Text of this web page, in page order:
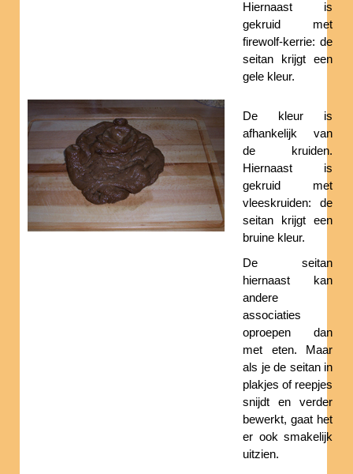
Hiernaast is
gekruid met
firewolf-kerrie: de
seitan krijgt een
gele kleur.
De kleur is
afhankelijk van
de kruiden.
Hiernaast is
gekruid met
vleeskruiden: de
seitan krijgt een
bruine kleur.
De seitan
hiernaast kan
andere
associaties
oproepen dan
met eten. Maar
als je de seitan in
plakjes of reepjes
snijdt en verder
bewerkt, gaat het
er ook smakelijk
uitzien.